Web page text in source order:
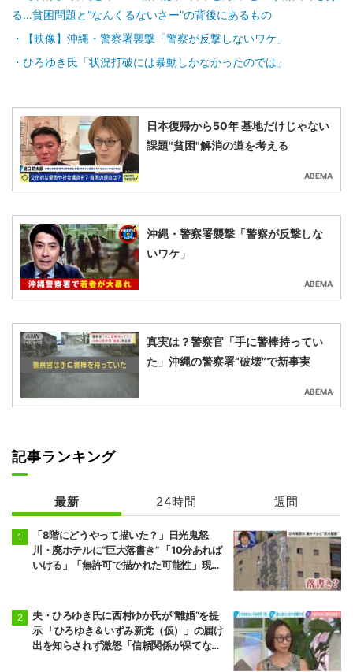
る…貧困問題と“なんくるないさー”の背後にあるもの
【映像】沖縄・警察署襲撃「警察が反撃しないワケ」
ひろゆき氏「状況打破には暴動しかなかったのでは」
日本復帰から50年 基地だけじゃない
課題"貧困"解消の道を考える
ABEMA
沖縄・警察署襲撃「警察が反撃しな
いワケ」
ABEMA
真実は？警察官「手に警棒持ってい
た」沖縄の警察署“破壊”で新事実
ABEMA
記事ランキング
最新 24時間 週間
「8階にどうやって描いた？」日光鬼怒
川・廃ホテルに“巨大落書き” 「10分あれば
いける」「無許可で描かれた可能性」現役
夫・ひろゆき氏に西村ゆか氏が“離婚”を提
示 「ひろゆき＆いずみ新党（仮）」の届け
出を知らされず激怒「信頼関係が保てない